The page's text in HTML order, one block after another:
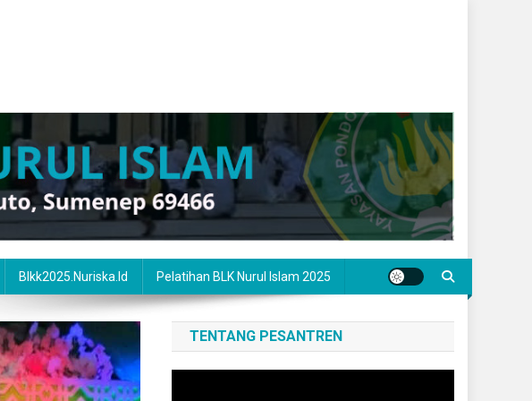
Blkk2025.nuriska.id Pelatihan BLK Nurul Islam 2025
TENTANG PESANTREN